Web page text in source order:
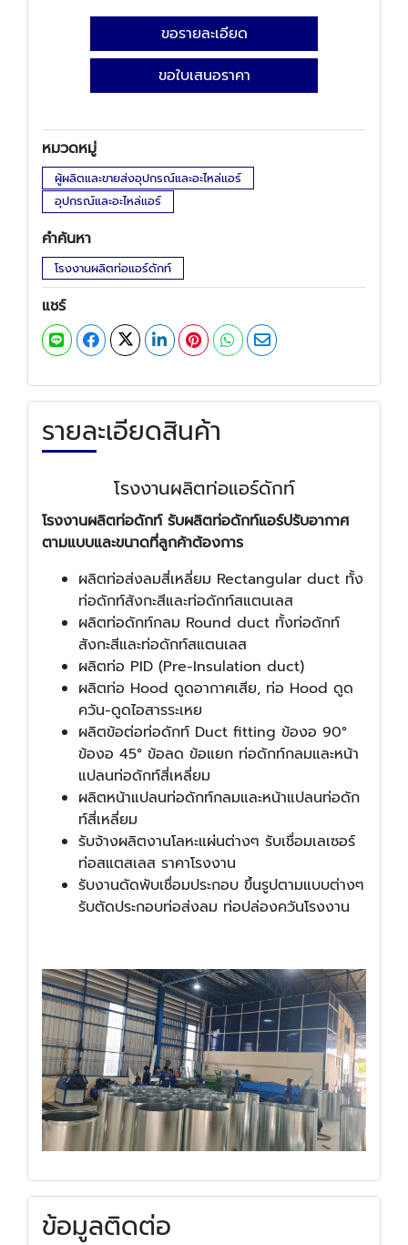
ขอรายละเอียด
ขอใบเสนอราคา
หมวดหมู่
ผู้ผลิตและขายส่งอุปกรณ์และอะไหล่แอร์
อุปกรณ์และอะไหล่แอร์
คำค้นหา
โรงงานผลิตท่อแอร์ดักท์
แชร์
รายละเอียดสินค้า
โรงงานผลิตท่อแอร์ดักท์
โรงงานผลิตท่อดักท์ รับผลิตท่อดักท์แอร์ปรับอากาศ
ตามแบบและขนาดที่ลูกค้าต้องการ
ผลิตท่อส่งลมสี่เหลี่ยม Rectangular duct ทั้ง
ท่อดักท์สังกะสีและท่อดักท์สแตนเลส
ผลิตท่อดักท์กลม Round duct ทั้งท่อดักท์
สังกะสีและท่อดักท์สแตนเลส
ผลิตท่อ PID (Pre-Insulation duct)
ผลิตท่อ Hood ดูดอากาศเสีย, ท่อ Hood ดูด
ควัน-ดูดไอสารระเหย
ผลิตข้อต่อท่อดักท์ Duct fitting ข้องอ 90°
ข้องอ 45° ข้อลด ข้อแยก ท่อดักท์กลมและหน้า
แปลนท่อดักท์สี่เหลี่ยม
ผลิตหน้าแปลนท่อดักท์กลมและหน้าแปลนท่อดัก
ท์สี่เหลี่ยม
รับจ้างผลิตงานโลหะแผ่นต่างๆ รับเชื่อมเลเซอร์
ท่อสแตสเลส ราคาโรงงาน
รับงานดัดพับเชื่อมประกอบ ขึ้นรูปตามแบบต่างๆ
รับตัดประกอบท่อส่งลม ท่อปล่องควันโรงงาน
ข้อมูลติดต่อ